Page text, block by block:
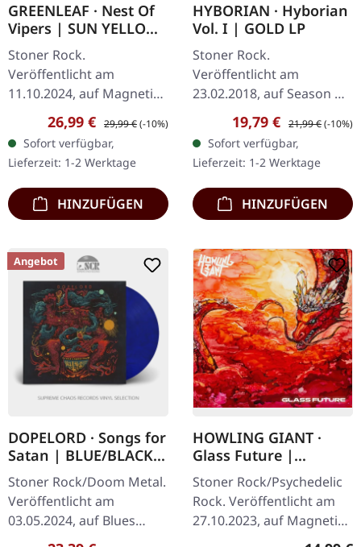
GREENLEAF · Nest Of
Vipers | SUN YELLOW
TRANSPARENT LP
Stoner Rock.
Veröffentlicht am
11.10.2024, auf Magnetic
Eye Records. LP
(transparent
sonnengelbes Vinyl) incl.
gefütterter Innenhülle
und Schutzhülle…
Verkaufspreis:
26,99 € Regulärer Preis:
29,99 €(-10%)
Sofort verfügbar,
Lieferzeit: 1-2 Werktage
HINZUFÜGEN
HYBORIAN · Hyborian
Vol. I | GOLD LP
Stoner Rock.
Veröffentlicht am
23.02.2018, auf Season Of
Mist. Goldenes Vinyl im
Gatefold-Cover, limitiert
auf 100 Exemplare. Das
Debütalbum von…
Verkaufspreis:
19,79 € Regulärer Preis:
21,99 €(-10%)
Sofort verfügbar,
Lieferzeit: 1-2 Werktage
HINZUFÜGEN
Angebot
DOPELORD · Songs for
Satan | BLUE/BLACK
MARBLED LP
Stoner Rock/Doom Metal.
Veröffentlicht am
03.05.2024, auf Blues
Funeral Recordings. Blau-
HOWLING GIANT ·
Glass Future |
DIGISLEEVE CD
Stoner Rock/Psychedelic
Rock. Veröffentlicht am
27.10.2023, auf Magnetic
Eye Records. CD im